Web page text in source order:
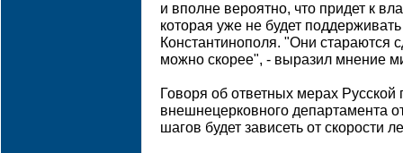
и вполне вероятно, что придет к
которая уже не будет
Константинополя. "Они стараются
можно скорее", - выразил мнение
Говоря об ответных мерах
внешнецерковного департамента
шагов будет зависеть от скорости